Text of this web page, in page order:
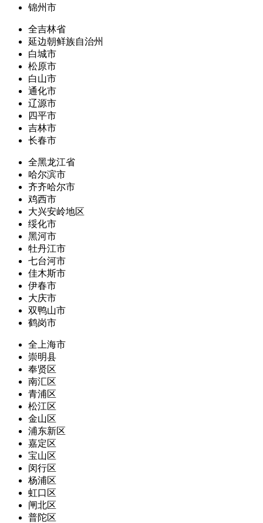
锦州市
全吉林省
延边朝鲜族自治州
白城市
松原市
白山市
通化市
辽源市
四平市
吉林市
长春市
全黑龙江省
哈尔滨市
齐齐哈尔市
鸡西市
大兴安岭地区
绥化市
黑河市
牡丹江市
七台河市
佳木斯市
伊春市
大庆市
双鸭山市
鹤岗市
全上海市
崇明县
奉贤区
南汇区
青浦区
松江区
金山区
浦东新区
嘉定区
宝山区
闵行区
杨浦区
虹口区
闸北区
普陀区